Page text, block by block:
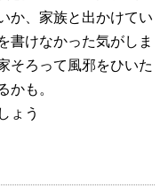
か、家族と出かけてい
書けなかった気がしま
そろって風邪をひいた
かも。
ょう